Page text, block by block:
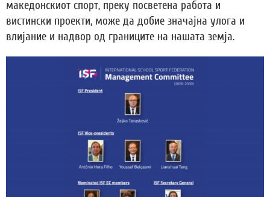
македонскиот спорт, преку посветена работа и
вистински проекти, може да добие значајна улога и
влијание и надвор од границите на нашата земја.